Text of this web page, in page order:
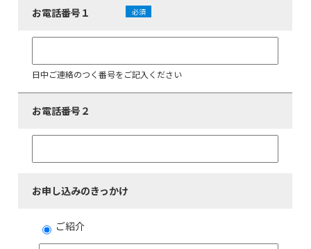
お電話番号１ 必須
日中ご連絡のつく番号をご記入ください
お電話番号２
お申し込みのきっかけ
ご紹介